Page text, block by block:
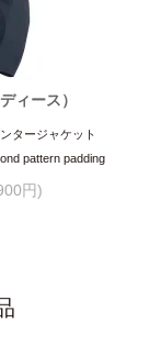
ィース）
タージャケット
pattern padding
円)